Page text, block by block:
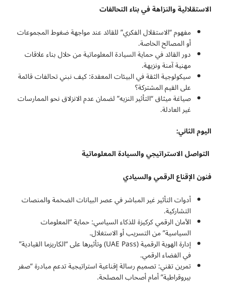
الاستقلالية والنزاهة في بناء التحالفات
مفهوم “الاستقلال الفكري” للقائد عند مواجهة ضغوط المجموعات
أو المصالح الخاصة.
دور القائد في حماية السيادة المعلوماتية من خلال بناء علاقات
مهنية آمنة ونزيهة.
سيكولوجية الثقة في البيئات المعقدة: كيف نبني تحالفات قائمة
على القيم المشتركة؟
صياغة ميثاق “التأثير النزيه” لضمان عدم الانزلاق نحو الممارسات
غير العادلة.
اليوم الثاني:
التواصل الاستراتيجي والسيادة المعلوماتية
فنون الإقناع الرقمي والسيادي
أدوات التأثير غير المباشر في عصر البيانات الضخمة والمنصات
التشاركية.
الأمان الرقمي كركيزة للذكاء السياسي: حماية “المعلومات
السياسية” من التسريب أو الاستغلال.
إدارة الهوية الرقمية (UAE Pass) وتأثيرها على “الكاريزما القيادية”
في الفضاء الرقمي.
تمرين تقني: تصميم رسالة إقناعية استراتيجية تدعم مبادرة “صفر
بيروقراطية” أمام أصحاب المصلحة.